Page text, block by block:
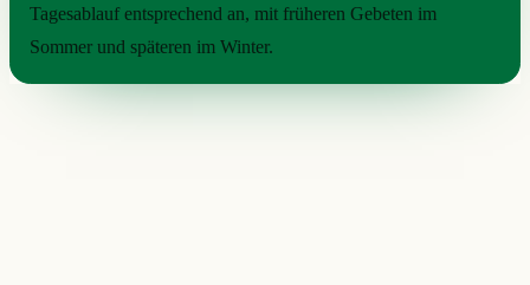
Tagesablauf entsprechend an, mit früheren Gebeten im
Sommer und späteren im Winter.